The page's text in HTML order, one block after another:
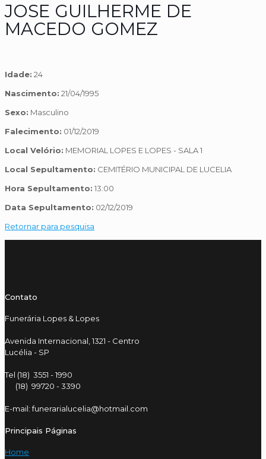
JOSE GUILHERME DE
MACEDO GOMEZ
Idade: 24
Nascimento: 21/04/1995
Sexo: Masculino
Falecimento: 01/12/2019
Local Velório: MEMORIAL LOPES E LOPES - SALA 1
Local Sepultamento: CEMITÉRIO MUNICIPAL DE LUCELIA
Hora Sepultamento: 13:00
Data Sepultamento: 02/12/2019
Retornar para pesquisa
Contato
Funerária Lopes & Lopes
Avenida Internacional, 1321 - Centro
Lucélia - SP
Tel (18) 3551 - 1990
(18) 99720 - 3390
E-mail: funerarialucelia@hotmail.com
Principais Páginas
Home